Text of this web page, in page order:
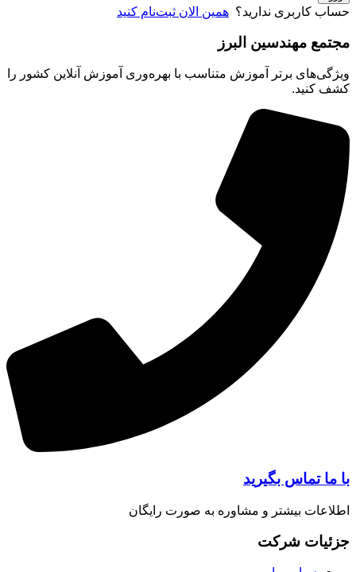
کاربری ندارید؟ همین الان ثبت‌نام کنید
مهندسین البرز
برتر آموزش متناسب با بهره‌وری آموزش آنلاین کشور را
کنید.
تماس بگیرید
بیشتر و مشاوره به صورت رایگان
شرکت